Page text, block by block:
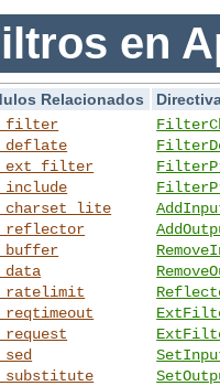
en
Relacionados